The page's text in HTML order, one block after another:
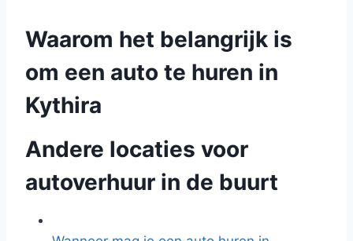
Waarom het belangrijk is
om een auto te huren in
Kythira
Andere locaties voor
autoverhuur in de buurt